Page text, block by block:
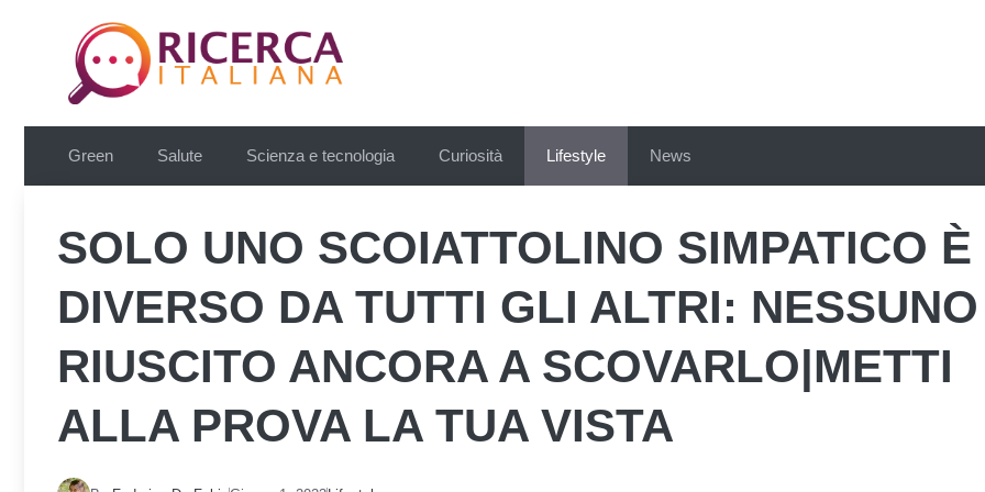
Green Salute Scienza e tecnologia Curiosità Lifestyle News
SOLO UNO SCOIATTOLINO SIMPATICO È
DIVERSO DA TUTTI GLI ALTRI:
RIUSCITO ANCORA A SCOVARLO|METTI
ALLA PROVA LA TUA VISTA